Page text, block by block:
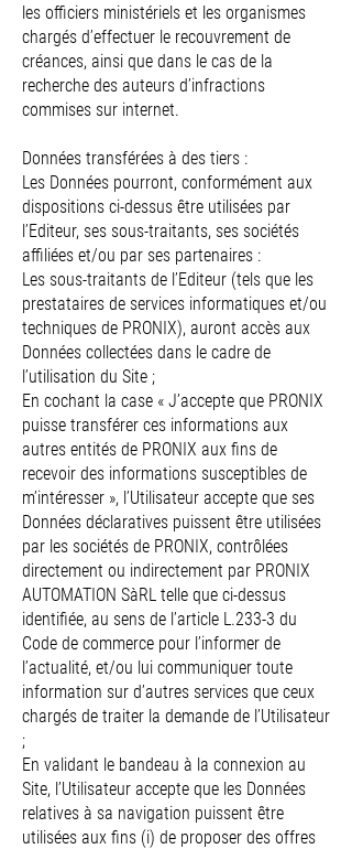
les officiers ministériels et les organismes
chargés d’effectuer le recouvrement de
créances, ainsi que dans le cas de la
recherche des auteurs d’infractions
commises sur internet.
Données transférées à des tiers :
Les Données pourront, conformément aux
dispositions ci-dessus être utilisées par
l’Editeur, ses sous-traitants, ses sociétés
affiliées et/ou par ses partenaires :
Les sous-traitants de l’Editeur (tels que les
prestataires de services informatiques et/ou
techniques de PRONIX), auront accès aux
Données collectées dans le cadre de
l’utilisation du Site ;
En cochant la case « J’accepte que PRONIX
puisse transférer ces informations aux
autres entités de PRONIX aux fins de
recevoir des informations susceptibles de
m’intéresser », l’Utilisateur accepte que ses
Données déclaratives puissent être utilisées
par les sociétés de PRONIX, contrôlées
directement ou indirectement par PRONIX
AUTOMATION SàRL telle que ci-dessus
identifiée, au sens de l’article L.233-3 du
Code de commerce pour l’informer de
l’actualité, et/ou lui communiquer toute
information sur d’autres services que ceux
chargés de traiter la demande de l’Utilisateur
;
En validant le bandeau à la connexion au
Site, l’Utilisateur accepte que les Données
relatives à sa navigation puissent être
utilisées aux fins (i) de proposer des offres